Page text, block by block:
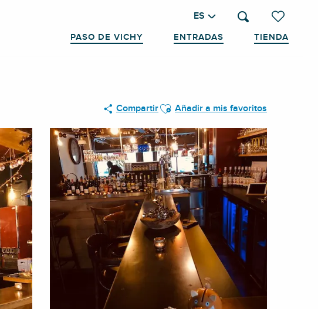
Voir les
Buscar
ES
PASO DE VICHY ENTRADAS TIENDA
CompartirAjouter aux favoris
Añadir a mis favoritos